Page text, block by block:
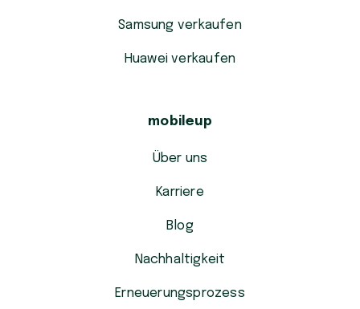
Samsung verkaufen
Huawei verkaufen
mobileup
Über uns
Karriere
Blog
Nachhaltigkeit
Erneuerungsprozess